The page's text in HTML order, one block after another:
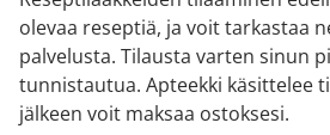
olevaa reseptiä, ja voit tarkastaa
palvelusta. Tilausta varten sinun
tunnistautua. Apteekki käsittelee
jälkeen voit maksaa ostoksesi.